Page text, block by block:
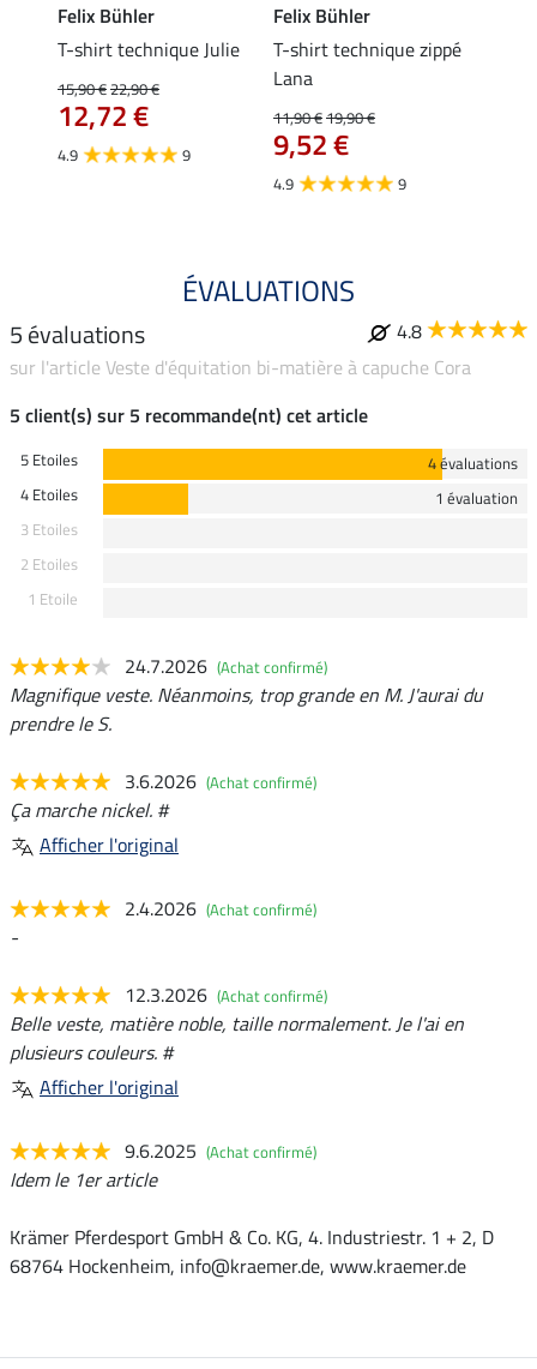
Felix Bühler
T-shirt technique Julie
15,90 €22,90 €
12,72 €
4.9 9
Felix Bühler
T-shirt technique zippé
Lana
11,90 €19,90 €
9,52 €
4.9 9
ÉVALUATIONS
5 évaluations
4.8
sur l'article Veste d'équitation bi-matière à capuche Cora
5 client(s) sur 5 recommande(nt) cet article
5 Etoiles
4 évaluations
4 Etoiles
1 évaluation
3 Etoiles
2 Etoiles
1 Etoile
24.7.2026 (Achat confirmé)
Magnifique veste. Néanmoins, trop grande en M. J'aurai du
prendre le S.
3.6.2026 (Achat confirmé)
Ça marche nickel. #
Afficher l'original
2.4.2026 (Achat confirmé)
-
12.3.2026 (Achat confirmé)
Belle veste, matière noble, taille normalement. Je l'ai en
plusieurs couleurs. #
Afficher l'original
9.6.2025 (Achat confirmé)
Idem le 1er article
Krämer Pferdesport GmbH & Co. KG, 4. Industriestr. 1 + 2, D
68764 Hockenheim, info@kraemer.de, www.kraemer.de